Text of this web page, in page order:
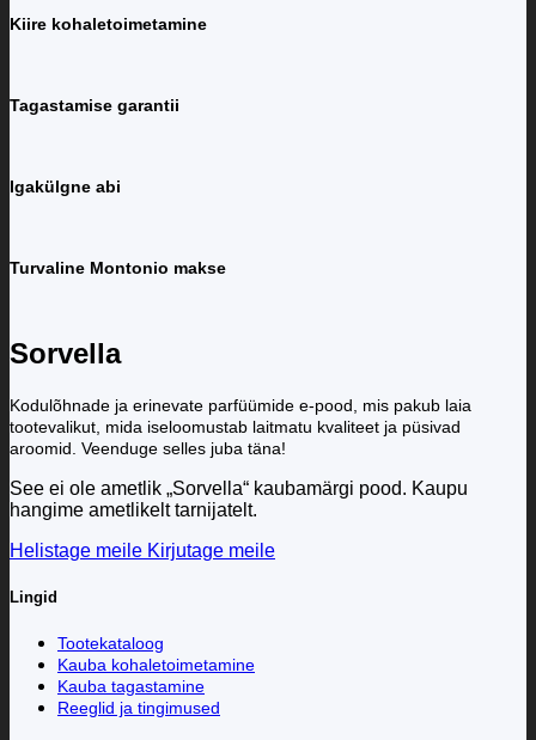
Kiire kohaletoimetamine
Tagastamise garantii
Igakülgne abi
Turvaline Montonio makse
Sorvella
Kodulõhnade ja erinevate parfüümide e-pood, mis pakub laia
tootevalikut, mida iseloomustab laitmatu kvaliteet ja püsivad
aroomid. Veenduge selles juba täna!
See ei ole ametlik „Sorvella“ kaubamärgi pood. Kaupu
hangime ametlikelt tarnijatelt.
Helistage meile Kirjutage meile
Lingid
Tootekataloog
Kauba kohaletoimetamine
Kauba tagastamine
Reeglid ja tingimused